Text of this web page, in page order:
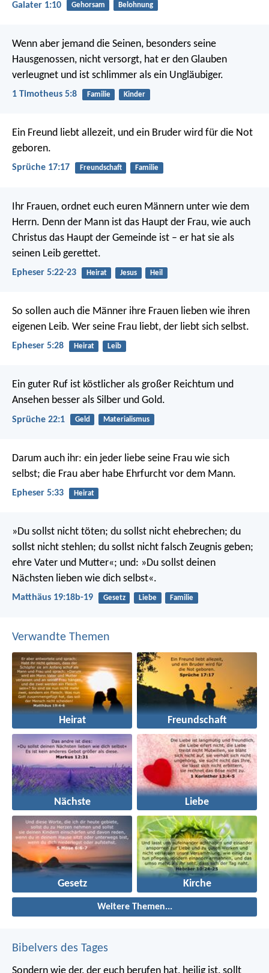
Galater 1:10 Gehorsam Belohnung
Wenn aber jemand die Seinen, besonders seine
Hausgenossen, nicht versorgt, hat er den Glauben
verleugnet und ist schlimmer als ein Ungläubiger.
1 Timotheus 5:8 Familie Kinder
Ein Freund liebt allezeit, und ein Bruder wird für die Not
geboren.
Sprüche 17:17 Freundschaft Familie
Ihr Frauen, ordnet euch euren Männern unter wie dem
Herrn. Denn der Mann ist das Haupt der Frau, wie auch
Christus das Haupt der Gemeinde ist – er hat sie als
seinen Leib gerettet.
Epheser 5:22-23 Heirat Jesus Heil
So sollen auch die Männer ihre Frauen lieben wie ihren
eigenen Leib. Wer seine Frau liebt, der liebt sich selbst.
Epheser 5:28 Heirat Leib
Ein guter Ruf ist köstlicher als großer Reichtum und
Ansehen besser als Silber und Gold.
Sprüche 22:1 Geld Materialismus
Darum auch ihr: ein jeder liebe seine Frau wie sich
selbst; die Frau aber habe Ehrfurcht vor dem Mann.
Epheser 5:33 Heirat
»Du sollst nicht töten; du sollst nicht ehebrechen; du
sollst nicht stehlen; du sollst nicht falsch Zeugnis geben;
ehre Vater und Mutter«; und: »Du sollst deinen
Nächsten lieben wie dich selbst«.
Matthäus 19:18b-19 Gesetz Liebe Familie
Verwandte Themen
Heirat Freundschaft
Nächste Liebe
Gesetz Kirche
Weitere Themen...
Bibelvers des Tages